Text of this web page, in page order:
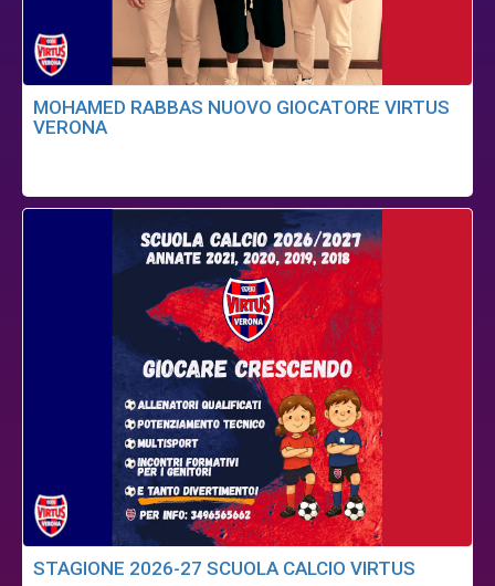
MOHAMED RABBAS NUOVO GIOCATORE VIRTUS
VERONA
STAGIONE 2026-27 SCUOLA CALCIO VIRTUS